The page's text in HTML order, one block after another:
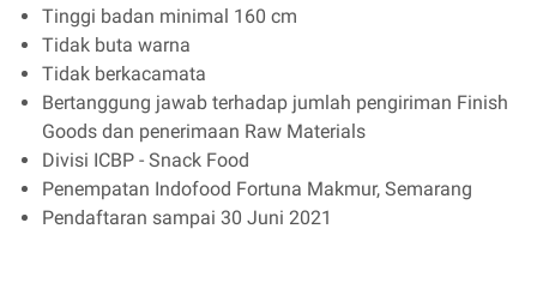
Tinggi badan minimal 160 cm
Tidak buta warna
Tidak berkacamata
Bertanggung jawab terhadap jumlah pengiriman Finish
Goods dan penerimaan Raw Materials
Divisi ICBP - Snack Food
Penempatan Indofood Fortuna Makmur, Semarang
Pendaftaran sampai 30 Juni 2021